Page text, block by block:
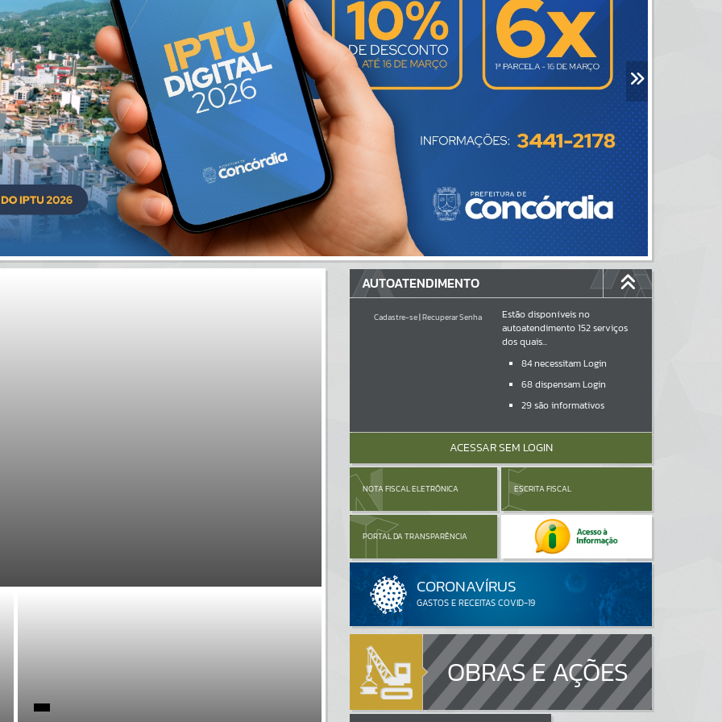
AUTOATENDIMENTO
Cadastre-se|Recuperar Senha
Estão disponíveis no
autoatendimento152serviços
dos quais...
84necessitam Login
68dispensam Login
29são informativos
ACESSAR SEM LOGIN
NOTA FISCAL ELETRÔNICA ESCRITA FISCAL
PORTAL DA TRANSPARÊNCIA
OBRAS E AÇÕES